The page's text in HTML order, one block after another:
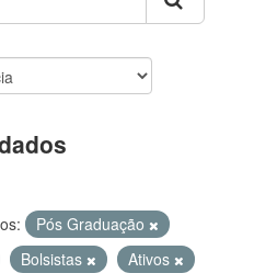
Pós Graduação
Bolsistas
Ativos